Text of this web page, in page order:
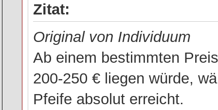
Zitat:
Original von Individuum
Ab einem bestimmten
200-250 € liegen würde,
Pfeife absolut erreicht.